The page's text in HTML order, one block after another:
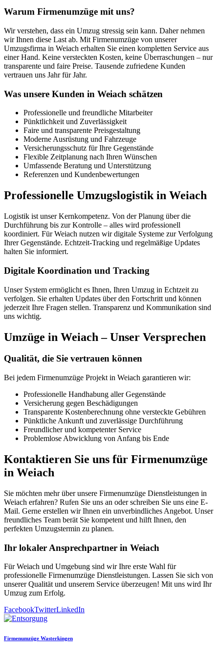
Warum Firmenumzüge mit uns?
Wir verstehen, dass ein Umzug stressig sein kann. Daher nehmen
wir Ihnen diese Last ab. Mit Firmenumzüge von unserer
Umzugsfirma in Weiach erhalten Sie einen kompletten Service aus
einer Hand. Keine versteckten Kosten, keine Überraschungen – nur
transparente und faire Preise. Tausende zufriedene Kunden
vertrauen uns Jahr für Jahr.
Was unsere Kunden in Weiach schätzen
Professionelle und freundliche Mitarbeiter
Pünktlichkeit und Zuverlässigkeit
Faire und transparente Preisgestaltung
Moderne Ausrüstung und Fahrzeuge
Versicherungsschutz für Ihre Gegenstände
Flexible Zeitplanung nach Ihren Wünschen
Umfassende Beratung und Unterstützung
Referenzen und Kundenbewertungen
Professionelle Umzugslogistik in Weiach
Logistik ist unser Kernkompetenz. Von der Planung über die
Durchführung bis zur Kontrolle – alles wird professionell
koordiniert. Für Weiach nutzen wir digitale Systeme zur Verfolgung
Ihrer Gegenstände. Echtzeit-Tracking und regelmäßige Updates
halten Sie informiert.
Digitale Koordination und Tracking
Unser System ermöglicht es Ihnen, Ihren Umzug in Echtzeit zu
verfolgen. Sie erhalten Updates über den Fortschritt und können
jederzeit Ihre Fragen stellen. Transparenz und Kommunikation sind
uns wichtig.
Umzüge in Weiach – Unser Versprechen
Qualität, die Sie vertrauen können
Bei jedem Firmenumzüge Projekt in Weiach garantieren wir:
Professionelle Handhabung aller Gegenstände
Versicherung gegen Beschädigungen
Transparente Kostenberechnung ohne versteckte Gebühren
Pünktliche Ankunft und zuverlässige Durchführung
Freundlicher und kompetenter Service
Problemlose Abwicklung von Anfang bis Ende
Kontaktieren Sie uns für Firmenumzüge
in Weiach
Sie möchten mehr über unsere Firmenumzüge Dienstleistungen in
Weiach erfahren? Rufen Sie uns an oder schreiben Sie uns eine E-
Mail. Gerne erstellen wir Ihnen ein unverbindliches Angebot. Unser
freundliches Team berät Sie kompetent und hilft Ihnen, den
perfekten Umzugstermin zu planen.
Ihr lokaler Ansprechpartner in Weiach
Für Weiach und Umgebung sind wir Ihre erste Wahl für
professionelle Firmenumzüge Dienstleistungen. Lassen Sie sich von
unserer Qualität und unserem Service überzeugen! Mit uns wird Ihr
Umzug zum Erfolg.
FacebookTwitterLinkedIn
Firmenumzüge Wasterkingen